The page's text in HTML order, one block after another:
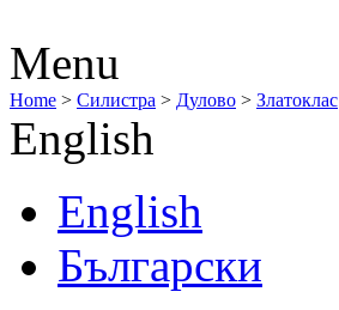
Menu
Home > Силистра > Дулово > Златоклас
English
English
Български